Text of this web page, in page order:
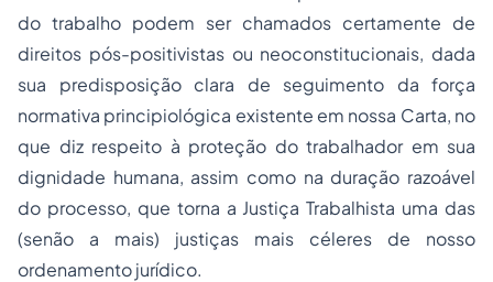
do trabalho podem ser chamados certamente de
direitos pós-positivistas ou neoconstitucionais, dada
sua predisposição clara de seguimento da força
normativa principiológica existente em nossa Carta, no
que diz respeito à proteção do trabalhador em sua
dignidade humana, assim como na duração razoável
do processo, que torna a Justiça Trabalhista uma das
(senão a mais) justiças mais céleres de nosso
ordenamento jurídico.